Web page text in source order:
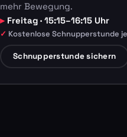
mehr Bewegung.
Freitag · 15:15–16:15 Uhr
Kostenlose Schnupperstunde
Schnupperstunde sichern